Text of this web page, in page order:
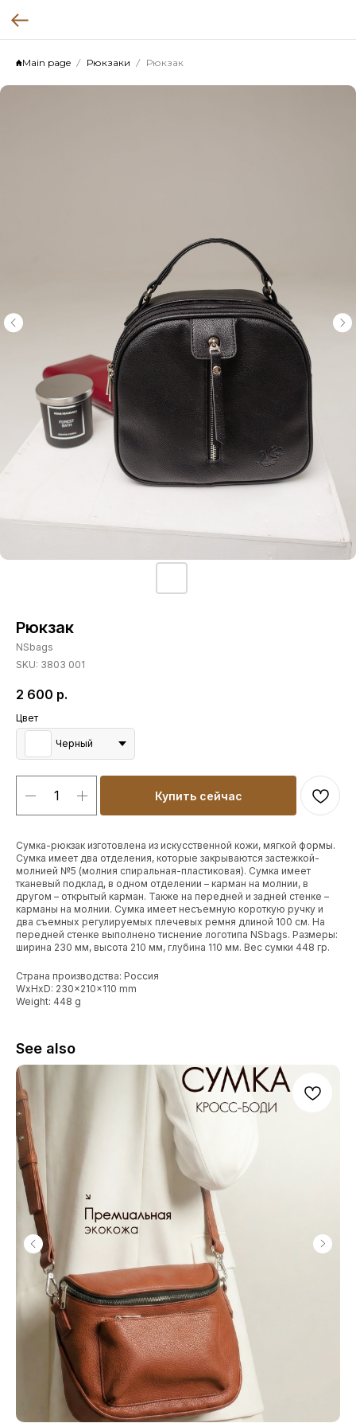
Main page Рюкзаки Рюкзак
Рюкзак
NSbags
SKU: 3803 001
2 600 р.
Цвет
Черный
Купить сейчас
Сумка-рюкзак изготовлена из искусственной кожи, мягкой формы.
Сумка имеет два отделения, которые закрываются застежкой-
молнией №5 (молния спиральная-пластиковая). Сумка имеет
тканевый подклад, в одном отделении – карман на молнии, в
другом – открытый карман. Также на передней и задней стенке –
карманы на молнии. Сумка имеет несъемную короткую ручку и
два съемных регулируемых плечевых ремня длиной 100 см. На
передней стенке выполнено тиснение логотипа NSbags. Размеры:
ширина 230 мм, высота 210 мм, глубина 110 мм. Вес сумки 448 гр.
Страна производства: Россия
WxHxD: 230x210x110 mm
Weight: 448 g
See also